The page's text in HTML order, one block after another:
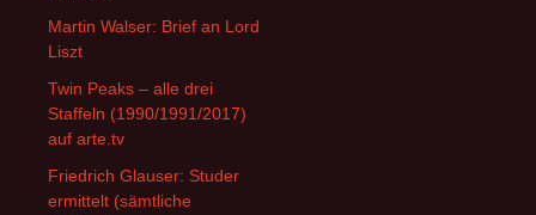
Martin Walser: Brief an Lord
Liszt
Twin Peaks – alle drei
Staffeln (1990/1991/2017)
auf arte.tv
Friedrich Glauser: Studer
ermittelt (sämtliche